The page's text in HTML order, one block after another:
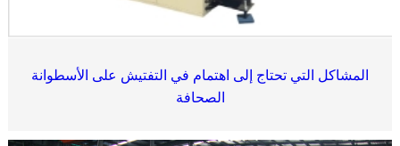
المشاكل التي تحتاج إلى اهتمام في التفتيش على الأسطوانة
الصحافة